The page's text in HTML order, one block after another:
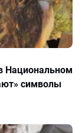
Национальном
символы